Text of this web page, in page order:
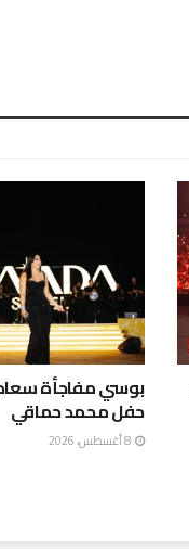
بوسي مفاجأة
حفل محمد حماقي